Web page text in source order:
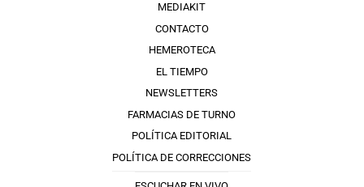
MEDIAKIT
CONTACTO
HEMEROTECA
EL TIEMPO
NEWSLETTERS
FARMACIAS DE TURNO
POLÍTICA EDITORIAL
POLÍTICA DE CORRECCIONES